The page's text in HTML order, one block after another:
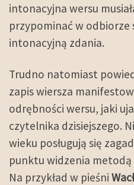
intonacyjna wersu
przypominać w odbiorze
intonacyjną zdania.
Trudno natomiast
zapis wiersza
odrębności wersu, jaki
czytelnika dzisiejszego.
wieku posługują się
punktu widzenia
Na przykład w pieśni